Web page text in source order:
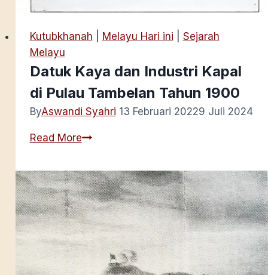
Kutubkhanah Melayu Hari ini
Sejarah
Melayu
Datuk Kaya dan Industri Kapal
di Pulau Tambelan Tahun 1900
ByAswandi Syahri 13 Februari 20229 Juli 2024
Read MoreDatuk
dan
Industri
Kapal
di
Pulau
Tambelan
Tahun